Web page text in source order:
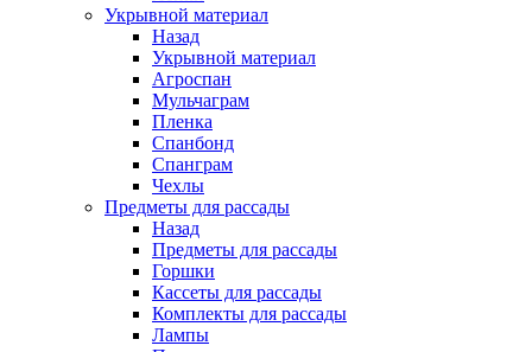
Укрывной материал
Назад
Укрывной материал
Агроспан
Мульчаграм
Пленка
Спанбонд
Спанграм
Чехлы
Предметы для рассады
Назад
Предметы для рассады
Горшки
Кассеты для рассады
Комплекты для рассады
Лампы